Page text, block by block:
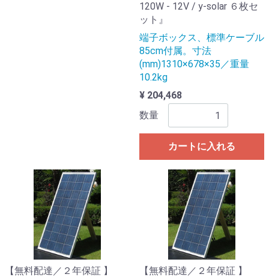
120W - 12V / y-solar ６枚セ
ット』
端子ボックス、標準ケーブル
85cm付属。寸法
(mm)1310×678×35／重量
10.2kg
¥ 204,468
数量
カートに入れる
【無料配達／２年保証 】
【無料配達／２年保証 】